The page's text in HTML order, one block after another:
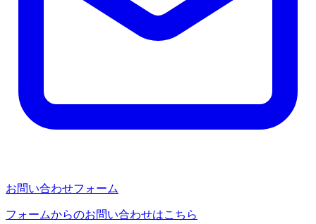
お問い合わせフォーム
フォームからのお問い合わせはこちら